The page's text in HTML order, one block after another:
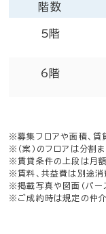
階数
5階
6階
※募集フロアや面積、賃
※（案）のフロアは分割
※賃貸条件の上段は月額
※賃料、共益費は別途消
※掲載写真や図面（パー
※ご成約時は規定の仲介